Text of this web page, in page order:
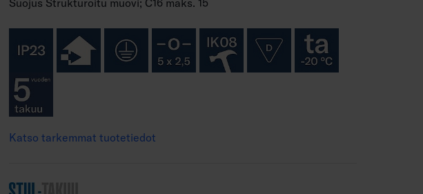
Suojus Strukturoitu muovi; C16 maks. 15
Katso tarkemmat tuotetiedot